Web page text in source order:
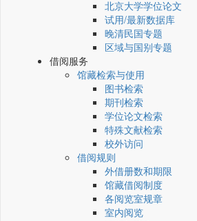
北京大学学位论文
试用/最新数据库
晚清民国专题
区域与国别专题
借阅服务
馆藏检索与使用
图书检索
期刊检索
学位论文检索
特殊文献检索
校外访问
借阅规则
外借册数和期限
馆藏借阅制度
各阅览室规章
室内阅览